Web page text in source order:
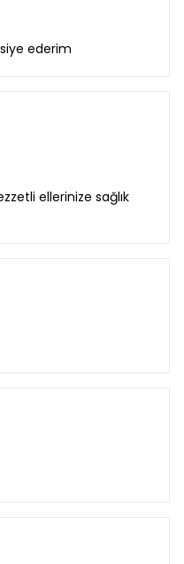
ederim
ellerinize sağlık